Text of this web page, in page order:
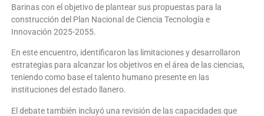
Barinas con el objetivo de plantear sus propuestas para la
construcción del Plan Nacional de Ciencia Tecnología e
Innovación 2025-2055.
En este encuentro, identificaron las limitaciones y desarrollaron
estrategias para alcanzar los objetivos en el área de las ciencias,
teniendo como base el talento humano presente en las
instituciones del estado llanero.
El debate también incluyó una revisión de las capacidades que